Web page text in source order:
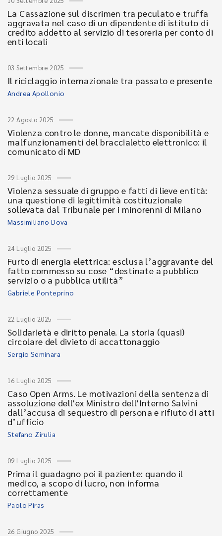
La Cassazione sul discrimen tra peculato e truffa
aggravata nel caso di un dipendente di istituto di
credito addetto al servizio di tesoreria per conto di
enti locali
03 Settembre 2025
Il riciclaggio internazionale tra passato e presente
Andrea Apollonio
22 Agosto 2025
Violenza contro le donne, mancate disponibilità e
malfunzionamenti del braccialetto elettronico: il
comunicato di MD
29 Luglio 2025
Violenza sessuale di gruppo e fatti di lieve entità:
una questione di legittimità costituzionale
sollevata dal Tribunale per i minorenni di Milano
Massimiliano Dova
24 Luglio 2025
Furto di energia elettrica: esclusa l’aggravante del
fatto commesso su cose “destinate a pubblico
servizio o a pubblica utilità”
Gabriele Ponteprino
22 Luglio 2025
Solidarietà e diritto penale. La storia (quasi)
circolare del divieto di accattonaggio
Sergio Seminara
16 Luglio 2025
Caso Open Arms. Le motivazioni della sentenza di
assoluzione dell'ex Ministro dell'Interno Salvini
dall’accusa di sequestro di persona e rifiuto di atti
d’ufficio
Stefano Zirulia
09 Luglio 2025
Prima il guadagno poi il paziente: quando il
medico, a scopo di lucro, non informa
correttamente
Paolo Piras
26 Giugno 2025